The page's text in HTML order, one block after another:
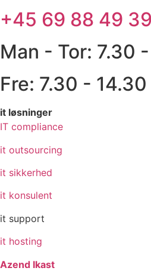
+45 69 88 49 39
Man - Tor: 7.30
Fre: 7.30 - 14.30
it løsninger
IT compliance
it outsourcing
it sikkerhed
it konsulent
it support
it hosting
Azend Ikast